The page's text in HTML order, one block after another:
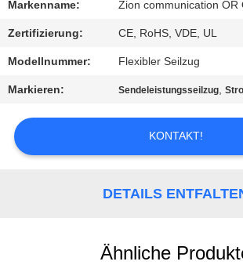
Markenname: Zion communication OR
Zertifizierung: CE, RoHS, VDE, UL
Modellnummer: Flexibler Seilzug
Markieren: Sendeleistungsseilzug,
KONTAKT!
DETAILS
Ähnliche